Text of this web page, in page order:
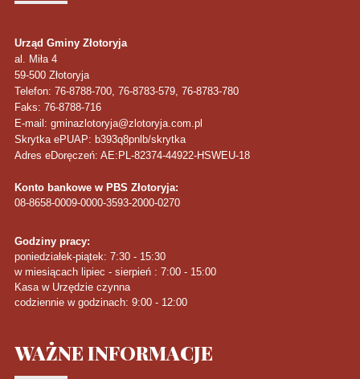
Urząd Gminy Złotoryja
al. Miła 4
59-500 Złotoryja
Telefon: 76-8788-700, 76-8783-579, 76-8783-780
Faks: 76-8788-716
E-mail: gminazlotoryja@zlotoryja.com.pl
Skrytka ePUAP: b393q8pnlb/skrytka
Adres eDoręczeń: AE:PL-82374-44922-HSWEU-18
Konto bankowe w PBS Złotoryja:
08-8658-0009-0000-3593-2000-0270
Godziny pracy:
poniedziałek-piątek: 7:30 - 15:30
w miesiącach lipiec - sierpień : 7:00 - 15:00
Kasa w Urzędzie czynna
codziennie w godzinach: 9:00 - 12:00
WAŻNEINFORMACJE